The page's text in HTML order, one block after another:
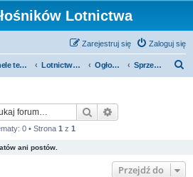
Lotnictwa
Zaloguj się
Zarejestruj się
Panele tematyczne Lotnictwo GA Ogłoszenia Sprzedam
Szukaj
0 • Strona 1 z 1
ani postów.
Przejdź do